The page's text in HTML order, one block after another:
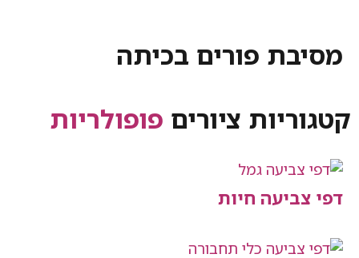
פורים בכיתה
ציוריםפופולריות
חיות